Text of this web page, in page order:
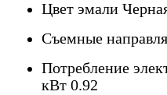
Цвет эмали
Съемные
Потребление
кВт 0.92